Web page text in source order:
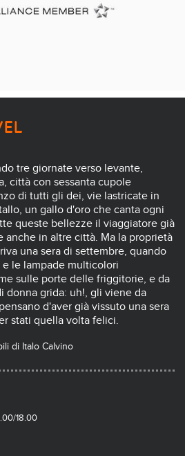
tre giornate verso levante,
città con sessanta cupole
di tutti gli dei, vie lastricate in
un gallo d'oro che canta ogni
queste bellezze il viaggiatore già
anche in altre città. Ma la proprietà
una sera di settembre, quando
e le lampade multicolori
sulle porte delle friggitorie, e da
donna grida: uh!, gli viene da
d'aver già vissuto una sera
stati quella volta felici.
di Italo Calvino
18.00